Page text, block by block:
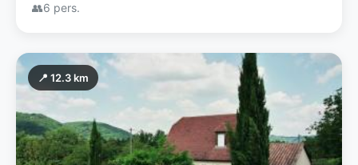
👥6 pers.
📍 12.3 km